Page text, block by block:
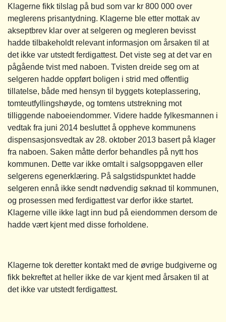
Klagerne fikk tilslag på bud som var kr 800 000 over
meglerens prisantydning. Klagerne ble etter mottak av
akseptbrev klar over at selgeren og megleren bevisst
hadde tilbakeholdt relevant informasjon om årsaken til at
det ikke var utstedt ferdigattest. Det viste seg at det var en
pågående tvist med naboen. Tvisten dreide seg om at
selgeren hadde oppført boligen i strid med offentlig
tillatelse, både med hensyn til byggets koteplassering,
tomteutfyllingshøyde, og tomtens utstrekning mot
tilliggende naboeiendommer. Videre hadde fylkesmannen i
vedtak fra juni 2014 besluttet å oppheve kommunens
dispensasjonsvedtak av 28. oktober 2013 basert på klager
fra naboen. Saken måtte derfor behandles på nytt hos
kommunen. Dette var ikke omtalt i salgsoppgaven eller
selgerens egenerklæring. På salgstidspunktet hadde
selgeren ennå ikke sendt nødvendig søknad til kommunen,
og prosessen med ferdigattest var derfor ikke startet.
Klagerne ville ikke lagt inn bud på eiendommen dersom de
hadde vært kjent med disse forholdene.
Klagerne tok deretter kontakt med de øvrige budgiverne og
fikk bekreftet at heller ikke de var kjent med årsaken til at
det ikke var utstedt ferdigattest.